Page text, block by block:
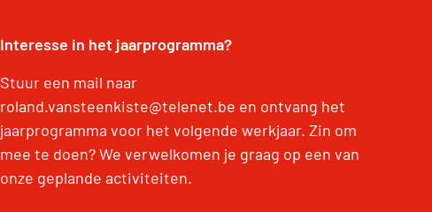
Interesse in het jaarprogramma?
Stuur een mail naar
roland.vansteenkiste@telenet.be en ontvang het
jaarprogramma voor het volgende werkjaar. Zin om
mee te doen? We verwelkomen je graag op een van
onze geplande activiteiten.